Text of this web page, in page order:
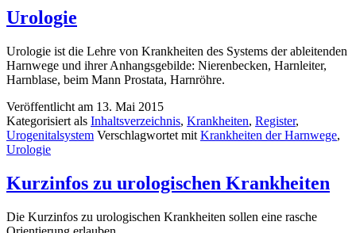
Urologie
Urologie ist die Lehre von Krankheiten des Systems der ableitenden
Harnwege und ihrer Anhangsgebilde: Nierenbecken, Harnleiter,
Harnblase, beim Mann Prostata, Harnröhre.
Veröffentlicht am 13. Mai 2015
Kategorisiert als Inhaltsverzeichnis, Krankheiten, Register,
Urogenitalsystem Verschlagwortet mit Krankheiten der Harnwege,
Urologie
Kurzinfos zu urologischen Krankheiten
Die Kurzinfos zu urologischen Krankheiten sollen eine rasche